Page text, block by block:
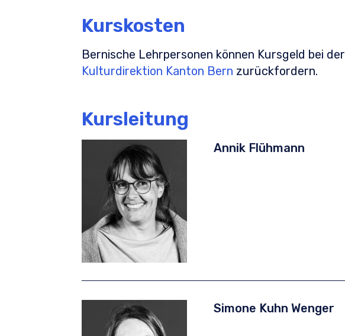
Kurskosten
Bernische Lehrpersonen können Kursgeld bei der
Kulturdirektion Kanton Bern zurückfordern.
Kursleitung
Annik Flühmann
Simone Kuhn Wenger